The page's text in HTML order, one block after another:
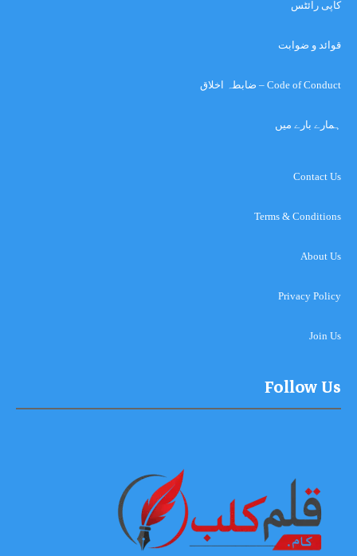
کاپی رائٹس
قوائد و ضوابت
Code of Conduct – ضابطہ اخلاق
ہمارے بارے میں
Contact Us
Terms & Conditions
About Us
Privacy Policy
Join Us
Follow Us